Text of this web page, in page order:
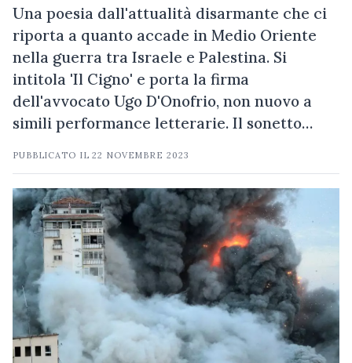
Una poesia dall'attualità disarmante che ci
riporta a quanto accade in Medio Oriente
nella guerra tra Israele e Palestina. Si
intitola 'Il Cigno' e porta la firma
dell'avvocato Ugo D'Onofrio, non nuovo a
simili performance letterarie. Il sonetto…
PUBBLICATO IL22 NOVEMBRE 2023